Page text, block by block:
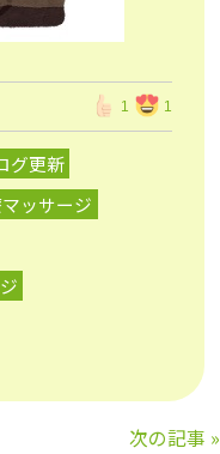
1 1
グ更新
ッサージ
次の記事 »